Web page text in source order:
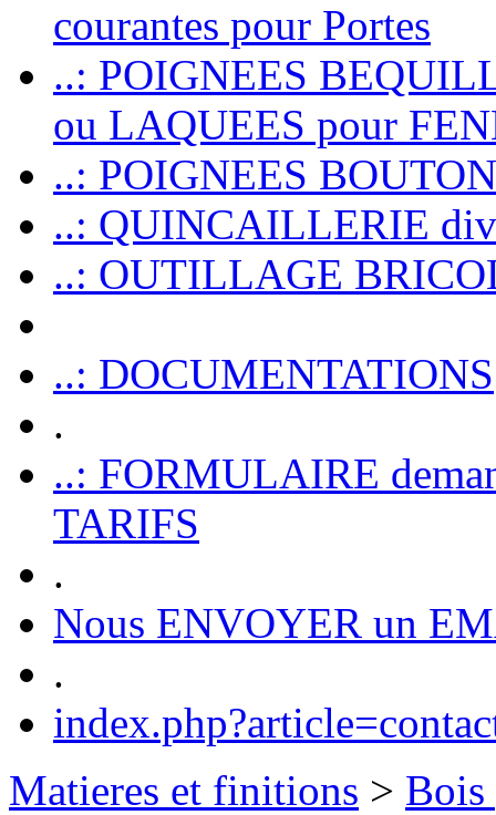
courantes pour Portes
..: POIGNEES
ou LAQUEES pour
..: POIGNEES
..: QUINCAILLERIE
..: OUTILLAGE
..: DOCUMENTATIONS
.
..: FORMULAIRE
TARIFS
.
Nous ENVOYER un
.
Matieres et finitions > Bois